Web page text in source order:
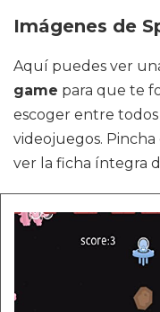
Imágenes de
Aquí puedes ver
game para que te
escoger entre
videojuegos.
ver la ficha íntegra